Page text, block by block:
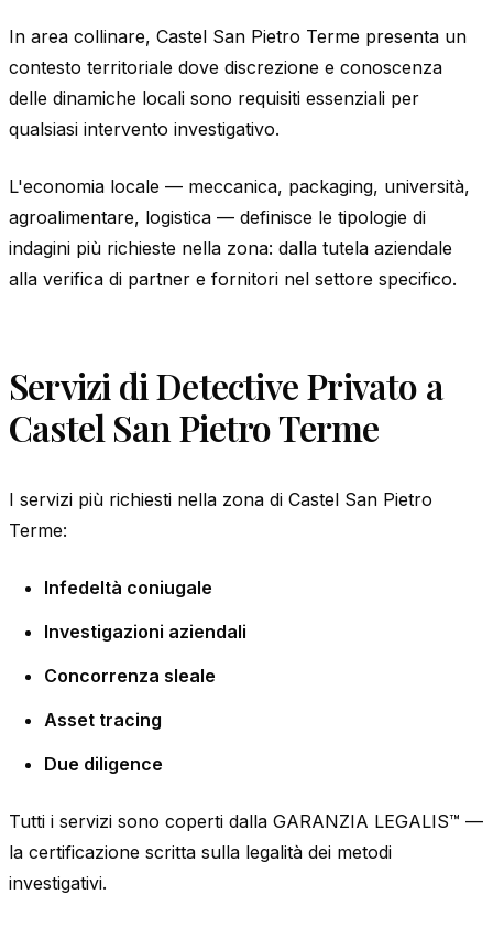
In area collinare, Castel San Pietro Terme presenta un
contesto territoriale dove discrezione e conoscenza
delle dinamiche locali sono requisiti essenziali per
qualsiasi intervento investigativo.
L'economia locale — meccanica, packaging, università,
agroalimentare, logistica — definisce le tipologie di
indagini più richieste nella zona: dalla tutela aziendale
alla verifica di partner e fornitori nel settore specifico.
Servizi di Detective Privato a
Castel San Pietro Terme
I servizi più richiesti nella zona di Castel San Pietro
Terme:
Infedeltà coniugale
Investigazioni aziendali
Concorrenza sleale
Asset tracing
Due diligence
Tutti i servizi sono coperti dalla GARANZIA LEGALIS™ —
la certificazione scritta sulla legalità dei metodi
investigativi.